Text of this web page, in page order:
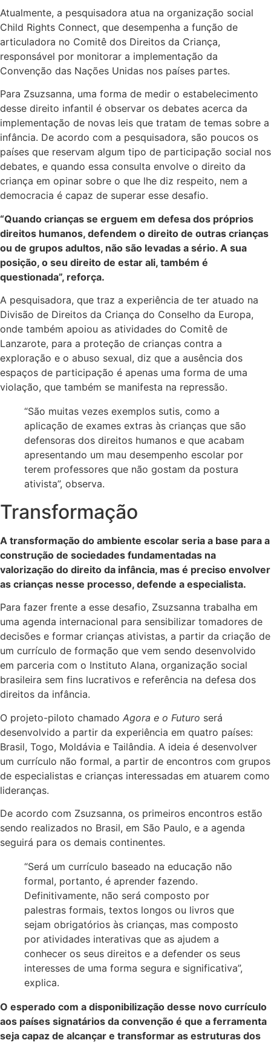
Atualmente, a pesquisadora atua na organização social
Child Rights Connect, que desempenha a função de
articuladora no Comitê dos Direitos da Criança,
responsável por monitorar a implementação da
Convenção das Nações Unidas nos países partes.
Para Zsuzsanna, uma forma de medir o estabelecimento
desse direito infantil é observar os debates acerca da
implementação de novas leis que tratam de temas sobre a
infância. De acordo com a pesquisadora, são poucos os
países que reservam algum tipo de participação social nos
debates, e quando essa consulta envolve o direito da
criança em opinar sobre o que lhe diz respeito, nem a
democracia é capaz de superar esse desafio.
“Quando crianças se erguem em defesa dos próprios
direitos humanos, defendem o direito de outras crianças
ou de grupos adultos, não são levadas a sério. A sua
posição, o seu direito de estar ali, também é
questionada”, reforça.
A pesquisadora, que traz a experiência de ter atuado na
Divisão de Direitos da Criança do Conselho da Europa,
onde também apoiou as atividades do Comitê de
Lanzarote, para a proteção de crianças contra a
exploração e o abuso sexual, diz que a ausência dos
espaços de participação é apenas uma forma de uma
violação, que também se manifesta na repressão.
“São muitas vezes exemplos sutis, como a
aplicação de exames extras às crianças que são
defensoras dos direitos humanos e que acabam
apresentando um mau desempenho escolar por
terem professores que não gostam da postura
ativista”, observa.
Transformação
A transformação do ambiente escolar seria a base para a
construção de sociedades fundamentadas na
valorização do direito da infância, mas é preciso envolver
as crianças nesse processo, defende a especialista.
Para fazer frente a esse desafio, Zsuzsanna trabalha em
uma agenda internacional para sensibilizar tomadores de
decisões e formar crianças ativistas, a partir da criação de
um currículo de formação que vem sendo desenvolvido
em parceria com o Instituto Alana, organização social
brasileira sem fins lucrativos e referência na defesa dos
direitos da infância.
O projeto-piloto chamado Agora e o Futuro será
desenvolvido a partir da experiência em quatro países:
Brasil, Togo, Moldávia e Tailândia. A ideia é desenvolver
um currículo não formal, a partir de encontros com grupos
de especialistas e crianças interessadas em atuarem como
lideranças.
De acordo com Zsuzsanna, os primeiros encontros estão
sendo realizados no Brasil, em São Paulo, e a agenda
seguirá para os demais continentes.
“Será um currículo baseado na educação não
formal, portanto, é aprender fazendo.
Definitivamente, não será composto por
palestras formais, textos longos ou livros que
sejam obrigatórios às crianças, mas composto
por atividades interativas que as ajudem a
conhecer os seus direitos e a defender os seus
interesses de uma forma segura e significativa”,
explica.
O esperado com a disponibilização desse novo currículo
aos países signatários da convenção é que a ferramenta
seja capaz de alcançar e transformar as estruturas dos